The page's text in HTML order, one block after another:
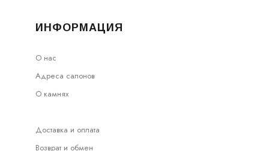
ИНФОРМАЦИЯ
О нас
Адреса салонов
О камнях
Доставка и оплата
Возврат и обмен